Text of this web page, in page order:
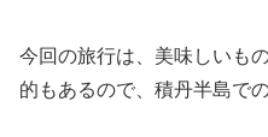
今回の旅行は、美味しいも
的もあるので、積丹半島で